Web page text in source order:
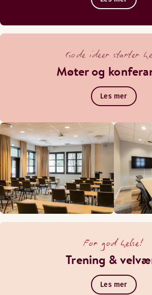
Gode ideer starter
Møter og
Les mer
For god helse!
Trening &
Les mer